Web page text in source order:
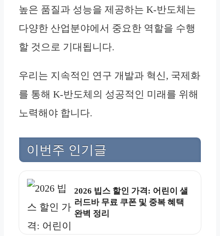
높은 품질과 성능을 제공하는 K-반도체는
다양한 산업분야에서 중요한 역할을 수행
할 것으로 기대됩니다.
우리는 지속적인 연구 개발과 혁신, 국제화
를 통해 K-반도체의 성공적인 미래를 위해
노력해야 합니다.
이번주 인기글
2026 빕스 할인 가격: 어린이 샐
러드바 무료 쿠폰 및 중복 혜택
완벽 정리